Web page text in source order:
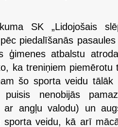
SK „Lidojošais
piedalīšanās
atbalstu
ka treniņiem
šo sporta veidu tālāk
puisis nenobijās
ar angļu valodu) un
veidu, kā arī